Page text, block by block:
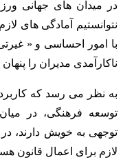
در میدان های جهانی
نتوانستیم آمادگی های
با امور احساسی و «
ناکارآمدی مدیران را پنهان
به نظر می رسد که کاربرد
توسعه فرهنگی، در
توجهی به خویش دارند،
لازم برای اعمال قانون